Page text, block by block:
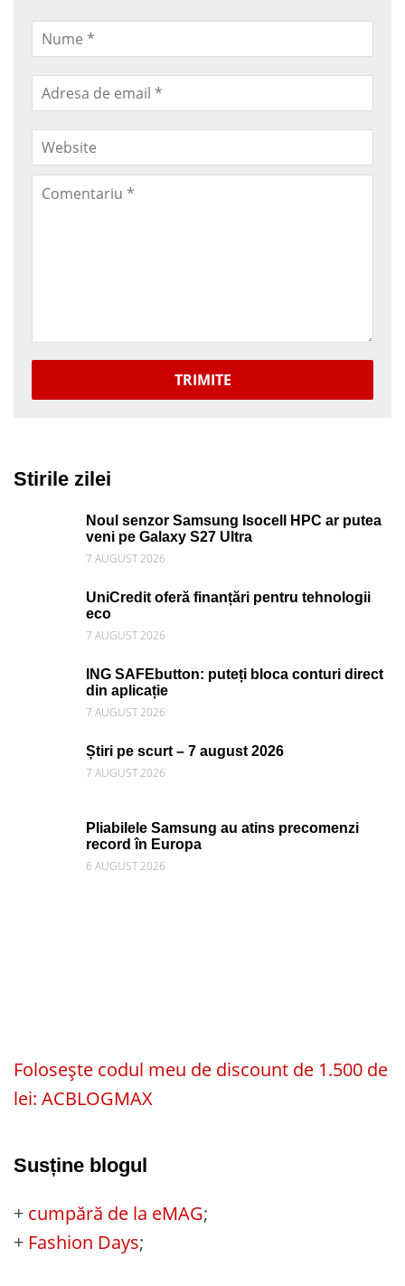
TRIMITE
Stirile zilei
Noul senzor Samsung Isocell HPC ar putea
veni pe Galaxy S27 Ultra
7 AUGUST 2026
UniCredit oferă finanțări pentru tehnologii
eco
7 AUGUST 2026
ING SAFEbutton: puteți bloca conturi direct
din aplicație
7 AUGUST 2026
Știri pe scurt – 7 august 2026
7 AUGUST 2026
Pliabilele Samsung au atins precomenzi
record în Europa
6 AUGUST 2026
Folosește codul meu de discount de 1.500 de
lei: ACBLOGMAX
Susține blogul
+ cumpără de la eMAG;
+ Fashion Days;